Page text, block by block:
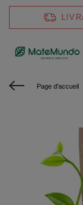
Page d'accueil